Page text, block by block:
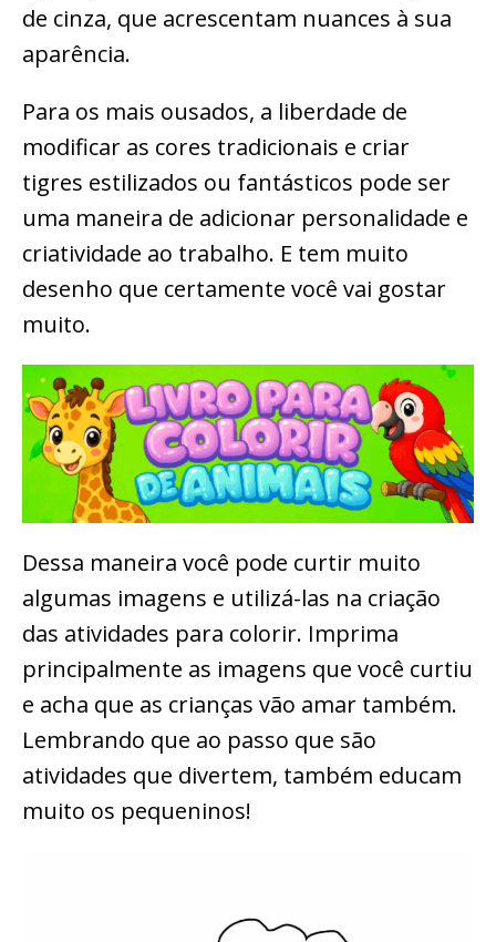
de cinza, que acrescentam nuances à sua
aparência.
Para os mais ousados, a liberdade de
modificar as cores tradicionais e criar
tigres estilizados ou fantásticos pode ser
uma maneira de adicionar personalidade e
criatividade ao trabalho. E tem muito
desenho que certamente você vai gostar
muito.
Dessa maneira você pode curtir muito
algumas imagens e utilizá-las na criação
das atividades para colorir. Imprima
principalmente as imagens que você curtiu
e acha que as crianças vão amar também.
Lembrando que ao passo que são
atividades que divertem, também educam
muito os pequeninos!